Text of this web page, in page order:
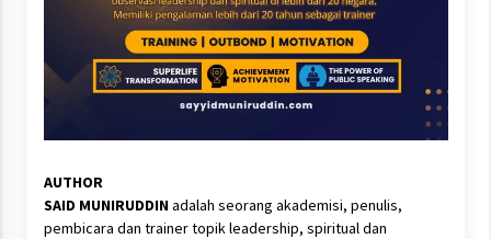
AUTHOR
SAID MUNIRUDDINadalah seorang akademisi, penulis,
pembicara dan trainer topik leadership, spiritual dan